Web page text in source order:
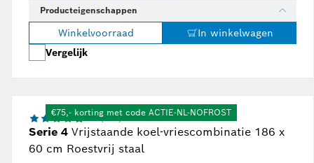
Producteigenschappen
Winkelvoorraad
In winkelwagen
Vergelijk
Serie 4 Vrijstaande koel-vriescombinatie 186 x
60 cm Roestvrij staal
4.8 (228)
€75,- korting met code ACTIE-NL-NOFROST